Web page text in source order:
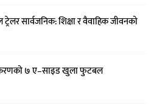
ट्रेलर सार्वजनिक: शिक्षा र वैवाहिक जीवनको
७ ए–साइड खुला फुटबल